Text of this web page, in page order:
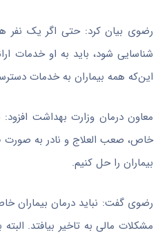
رضوی بیان کرد: حتی اگر یک نفر هم
شناسایی شود، باید به او خدمات
این‌که همه بیماران به خدمات
معاون درمان وزارت بهداشت افزود:
خاص، صعب العلاج و نادر به صورت
بیماران را حل کنیم.
رضوی گفت: نباید درمان بیماران
مشکلات مالی به تاخیر بیافتد.